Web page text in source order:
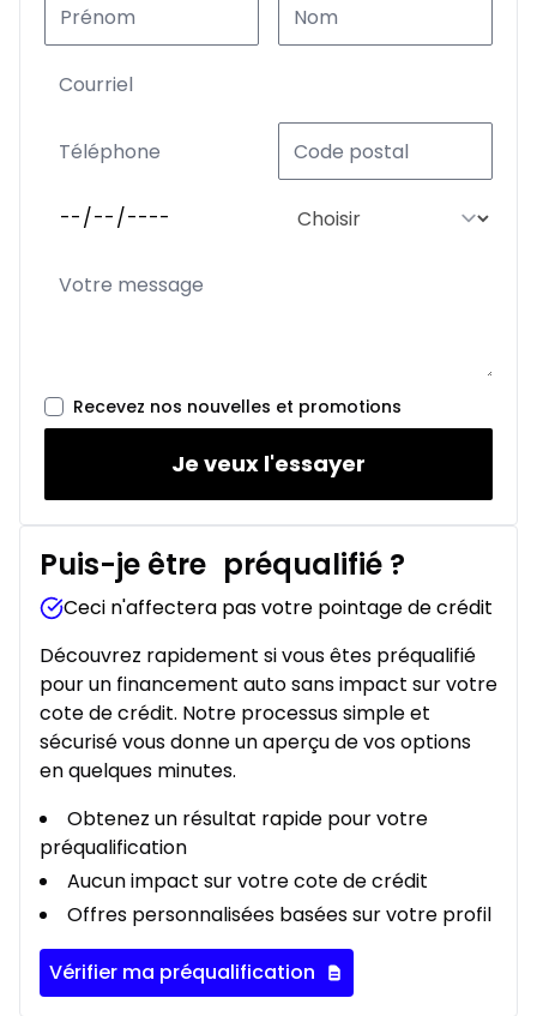
Recevez nos nouvelles et promotions
Je veux l'essayer
Puis-je être préqualifié ?
Ceci n'affectera pas votre pointage de crédit
Découvrez rapidement si vous êtes préqualifié
pour un financement auto sans impact sur votre
cote de crédit. Notre processus simple et
sécurisé vous donne un aperçu de vos options
en quelques minutes.
Obtenez un résultat rapide pour votre
préqualification
Aucun impact sur votre cote de crédit
Offres personnalisées basées sur votre profil
Vérifier ma préqualification